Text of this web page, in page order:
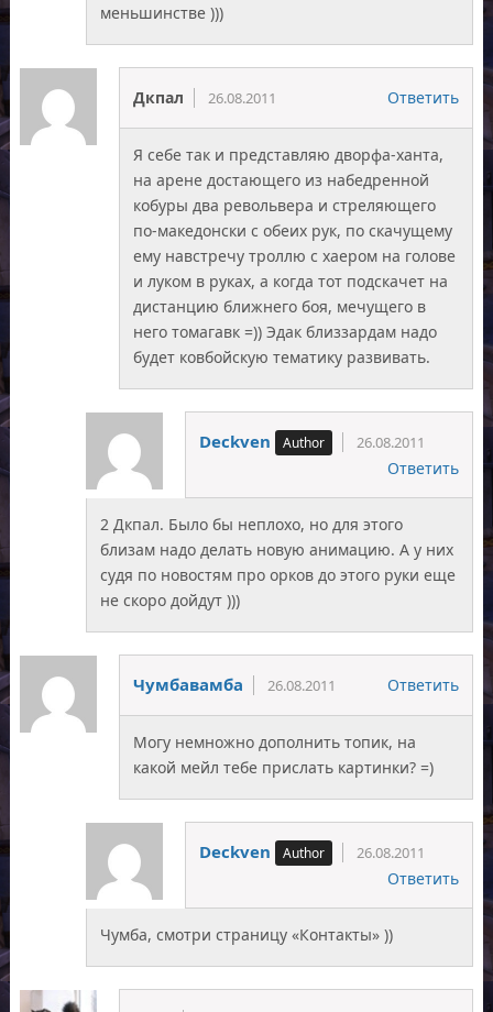
меньшинстве )))
Дкпал 26.08.2011 Ответить
Я себе так и представляю дворфа-ханта,
на арене достающего из набедренной
кобуры два револьвера и стреляющего
по-македонски с обеих рук, по скачущему
ему навстречу троллю с хаером на голове
и луком в руках, а когда тот подскачет на
дистанцию ближнего боя, мечущего в
него томагавк =)) Эдак близзардам надо
будет ковбойскую тематику развивать.
Deckven 26.08.2011
Ответить
2 Дкпал. Было бы неплохо, но для этого
близам надо делать новую анимацию. А у них
судя по новостям про орков до этого руки еще
не скоро дойдут )))
Чумбавамба 26.08.2011 Ответить
Могу немножно дополнить топик, на
какой мейл тебе прислать картинки? =)
Deckven 26.08.2011
Ответить
Чумба, смотри страницу «Контакты» ))